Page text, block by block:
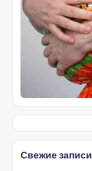
Свежие записи